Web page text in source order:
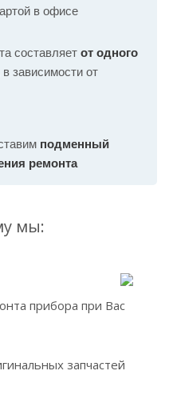
в офисе
составляет от одного
в зависимости от
подменный
ремонта
мы:
прибора при Вас
запчастей